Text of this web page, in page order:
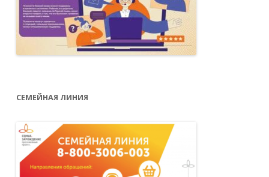
СЕМЕЙНАЯ ЛИНИЯ